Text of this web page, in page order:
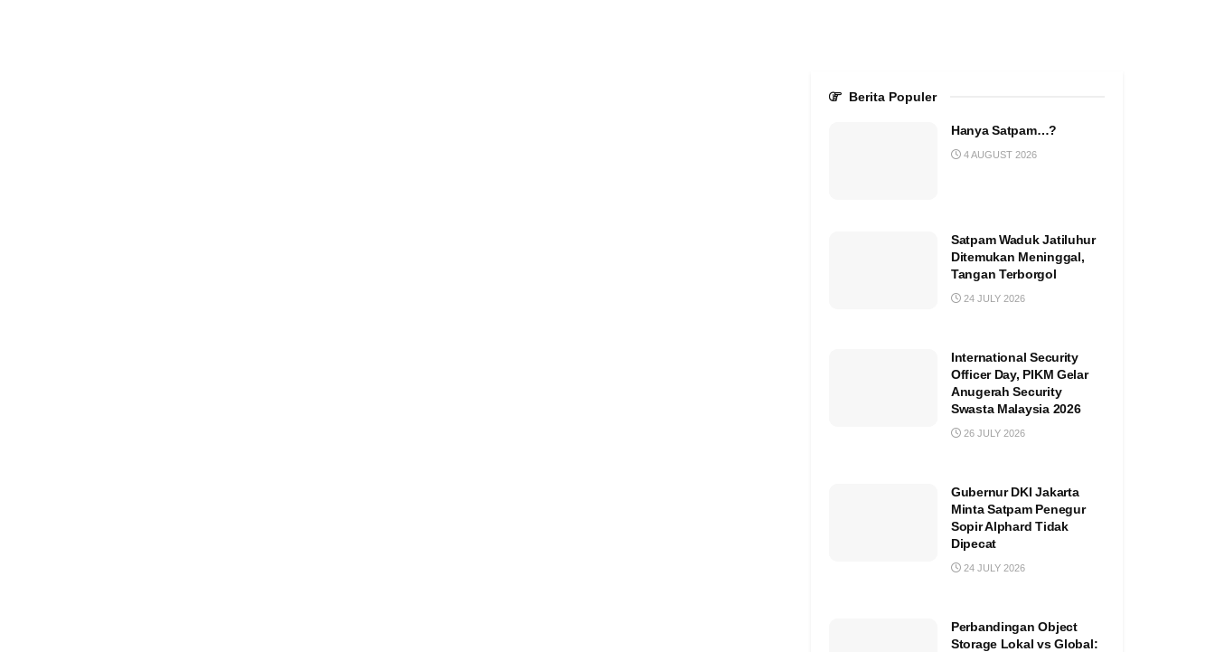
Berita Populer
Hanya Satpam…?
4 AUGUST 2026
Satpam Waduk Jatiluhur
Ditemukan Meninggal,
Tangan Terborgol
24 JULY 2026
International Security
Officer Day, PIKM Gelar
Anugerah Security
Swasta Malaysia 2026
26 JULY 2026
Gubernur DKI Jakarta
Minta Satpam Penegur
Sopir Alphard Tidak
Dipecat
24 JULY 2026
Perbandingan Object
Storage Lokal vs Global: